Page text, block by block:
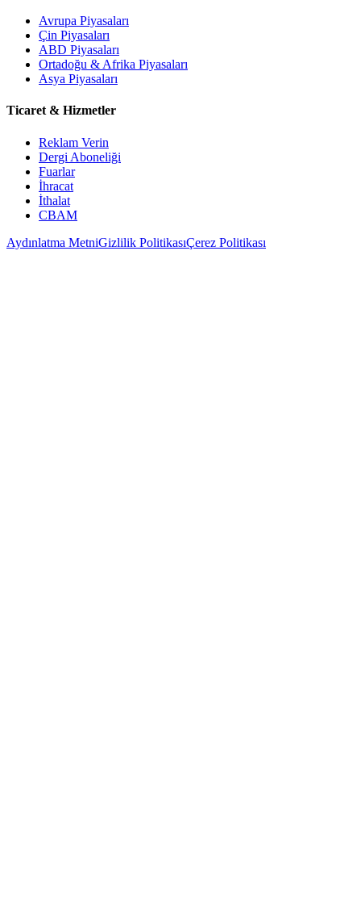
Avrupa Piyasaları
Çin Piyasaları
ABD Piyasaları
Ortadoğu & Afrika Piyasaları
Asya Piyasaları
Ticaret & Hizmetler
Reklam Verin
Dergi Aboneliği
Fuarlar
İhracat
İthalat
CBAM
Aydınlatma MetniGizlilik PolitikasıÇerez Politikası